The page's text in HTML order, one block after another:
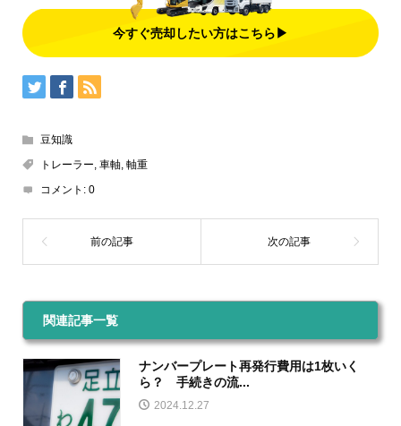
今すぐ売却したい方はこちら▶
豆知識
トレーラー 車軸, 軸重
コメント: 0
関連記事一覧
ナンバープレート再発行費用は1枚いく
ら？ 手続きの流...
2024.12.27